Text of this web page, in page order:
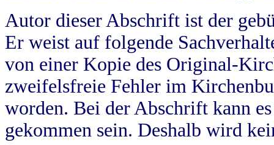
Autor dieser Abschrift ist der
Er weist auf folgende
von einer Kopie des Original-
zweifelsfreie Fehler im
worden. Bei der Abschrift kann
gekommen sein. Deshalb wird